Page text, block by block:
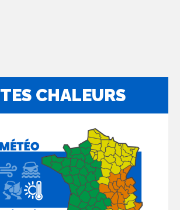
CHALEURS